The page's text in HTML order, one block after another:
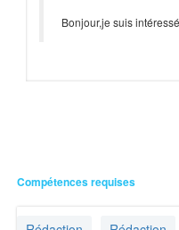
Bonjour,je suis
Compétences requises